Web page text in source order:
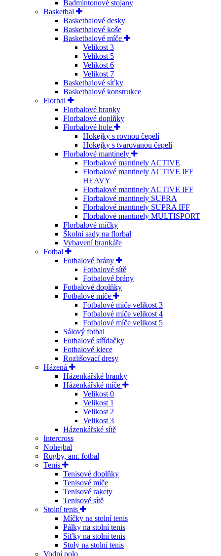
Badmintonové stojany
Basketbal
Basketbalové desky
Basketbalové koše
Basketbalové míče
Velikost 3
Velikost 5
Velikost 6
Velikost 7
Basketbalové síťky
Basketbalové konstrukce
Florbal
Florbalové branky
Florbalové doplňky
Florbalové hole
Hokejky s rovnou čepelí
Hokejky s tvarovanou čepelí
Florbalové mantinely
Florbalové mantinely ACTIVE
Florbalové mantinely ACTIVE IFF
HEAVY
Florbalové mantinely ACTIVE IFF
Florbalové mantinely SUPRA
Florbalové mantinely SUPRA IFF
Florbalové mantinely MULTISPORT
Florbalové míčky
Školní sady na florbal
Vybavení brankáře
Fotbal
Fotbalové brány
Fotbalové sítě
Fotbalové brány
Fotbalové doplňky
Fotbalové míče
Fotbalové míče velikost 3
Fotbalové míče velikost 4
Fotbalové míče velikost 5
Sálový fotbal
Fotbalové střídačky
Fotbalové klece
Rozlišovací dresy
Házená
Házenkářské branky
Házenkářské míče
Velikost 0
Velikost 1
Velikost 2
Velikost 3
Házenkářské sítě
Intercross
Nohejbal
Rugby, am. fotbal
Tenis
Tenisové doplňky
Tenisové míče
Tenisové rakety
Tenisové sítě
Stolní tenis
Míčky na stolní tenis
Pálky na stolní tenis
Síťky na stolní tenis
Stoly na stolní tenis
Vodní polo